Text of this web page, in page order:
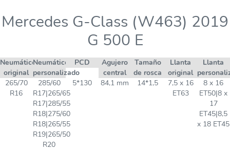
Mercedes G-Class (W463) 2019
G 500 E
Neumático
original
Neumático
personalizado
PCD
Agujero
central
Tamaño
de rosca
Llanta
original
Llanta
265/70
R16
285/60
R17|265/65
R17|285/55
R18|275/60
R18|265/55
R19|265/50
R20
5*130 84,1 mm 14*1,5
7,5 x 16
ET63
8 x 16
ET50|8 x
17
ET45|8,5
x 18 ET45